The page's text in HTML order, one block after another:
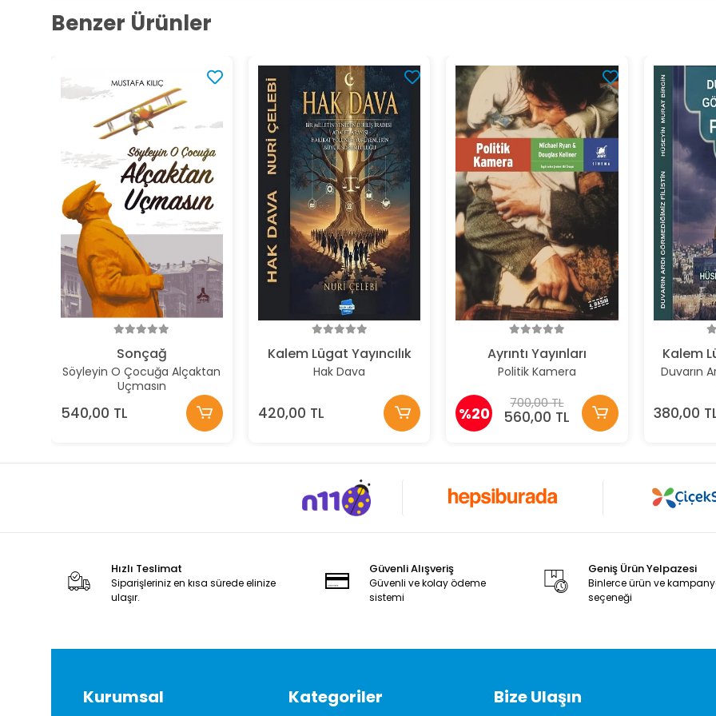
Benzer Ürünler
Sonçağ
Söyleyin O Çocuğa Alçaktan
Uçmasın
540,00 TL
Kalem Lügat Yayıncılık
Hak Dava
420,00 TL
Ayrıntı Yayınları
Politik Kamera
%20
700,00 TL
560,00 TL
Kalem
Duvarın
380,00
Hızlı Teslimat
Siparişleriniz en kısa sürede elinize
ulaşır.
Güvenli Alışveriş
Güvenli ve kolay ödeme
sistemi
Geniş Ürün Yelpazesi
Binlerce ürün ve
seçeneği
Kurumsal Kategoriler Bize Ulaşın